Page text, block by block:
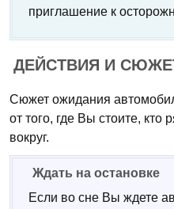
приглашение к
ДЕЙСТВИЯ И
Сюжет ожидания
от того, где Вы стоите, кто
вокруг.
Ждать на остановке
Если во сне Вы ждете